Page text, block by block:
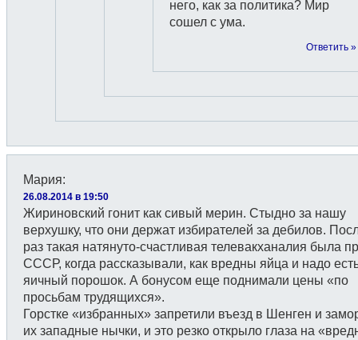
него, как за политика? Мир
сошел с ума.
Ответить »
Мария:
26.08.2014 в 19:50
Жириновский гонит как сивый мерин. Стыдно за нашу
верхушку, что они держат избирателей за дебилов.
раз такая натянуто-счастливая телевакханалия была
СССР, когда рассказывали, как вредны яйца и надо
яичный порошок. А бонусом еще поднимали цены «по
просьбам трудящихся».
Горстке «избранных» запретили въезд в Шенген и
их западные нычки, и это резко открыло глаза на